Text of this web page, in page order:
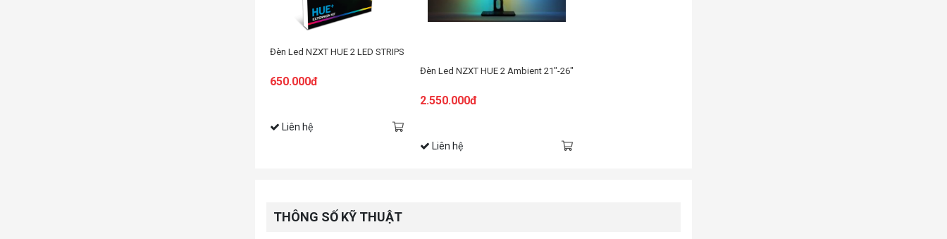
Đèn Led NZXT HUE 2 LED STRIPS
650.000đ
Liên hệ
Đèn Led NZXT HUE 2 Ambient 21"-26"
2.550.000đ
Liên hệ
THÔNG SỐ KỸ THUẬT